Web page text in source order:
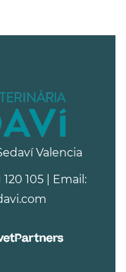
Valencia
120 105 | Email: